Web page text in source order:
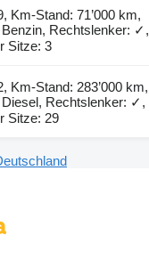
Km-Stand: 71’000 km,
Rechtslenker: ✓,
Sitze: 3
Km-Stand: 283’000 km,
Diesel, Rechtslenker: ✓,
Sitze: 29